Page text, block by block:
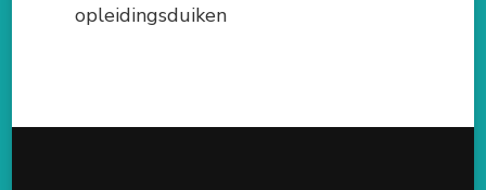
opleidingsduiken